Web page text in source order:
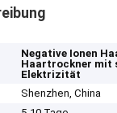
Negative Ionen
Haartrockner mit
Elektrizität
Shenzhen, China